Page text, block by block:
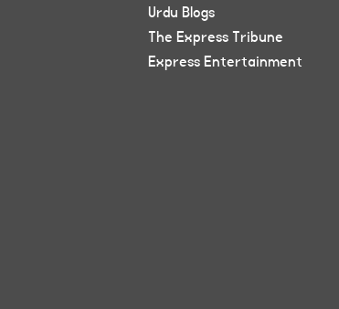
Urdu Blogs
The Express Tribune
Express Entertainment